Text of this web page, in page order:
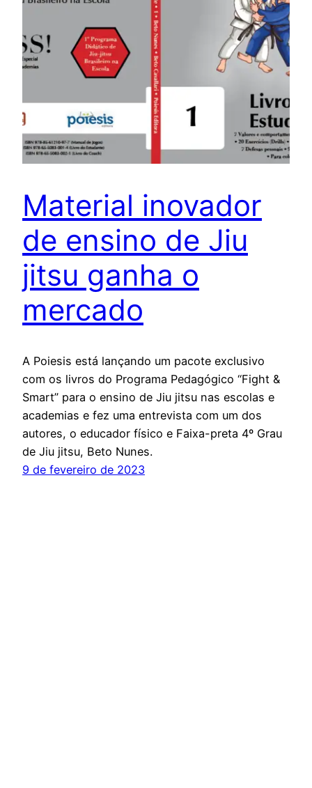
Material inovador
de ensino de Jiu
jitsu ganha o
mercado
A Poiesis está lançando um pacote exclusivo
com os livros do Programa Pedagógico “Fight &
Smart” para o ensino de Jiu jitsu nas escolas e
academias e fez uma entrevista com um dos
autores, o educador físico e Faixa-preta 4º Grau
de Jiu jitsu, Beto Nunes.
9 de fevereiro de 2023